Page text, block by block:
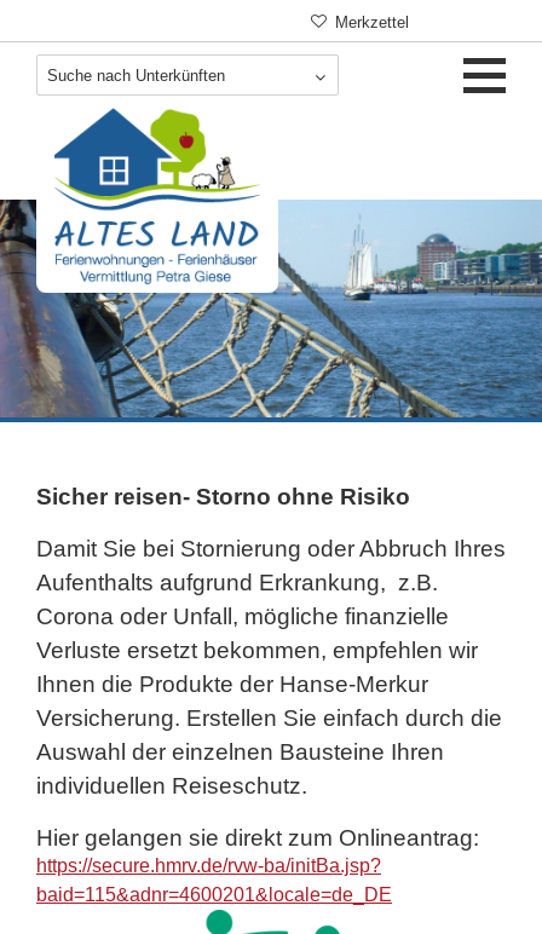
Navigation
Merkzettel
Sicher reisen- Storno ohne Risiko
Damit Sie bei Stornierung oder Abbruch Ihres
Aufenthalts aufgrund Erkrankung, z.B.
Corona oder Unfall, mögliche finanzielle
Verluste ersetzt bekommen, empfehlen wir
Ihnen die Produkte der Hanse-Merkur
Versicherung. Erstellen Sie einfach durch die
Auswahl der einzelnen Bausteine Ihren
individuellen Reiseschutz.
Hier gelangen sie direkt zum Onlineantrag:
https://secure.hmrv.de/rvw-ba/initBa.jsp?
baid=115&adnr=4600201&locale=de_DE